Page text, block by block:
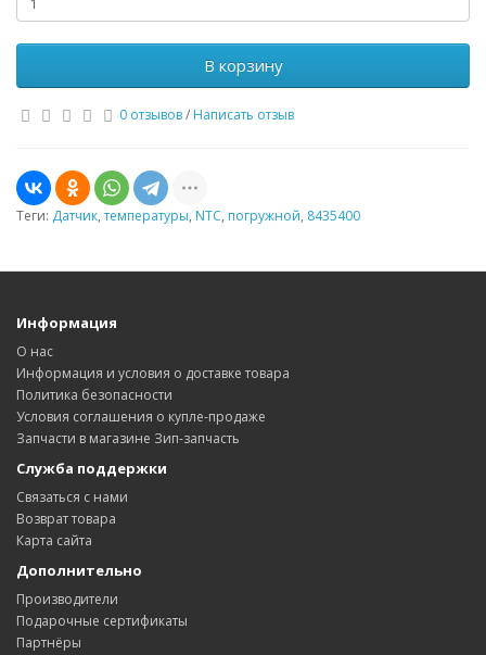
В корзину
0 отзывов/ Написать отзыв
Теги: Датчик,температуры, NTC, погружной, 8435400
Информация
О нас
Информация и условия о доставке товара
Политика безопасности
Условия соглашения о купле-продаже
Запчасти в магазине Зип-запчасть
Служба поддержки
Связаться с нами
Возврат товара
Карта сайта
Дополнительно
Производители
Подарочные сертификаты
Партнёры